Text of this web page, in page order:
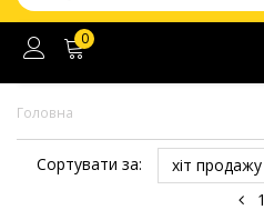
0
Головна
Сортувати за:
хіт продажу
1